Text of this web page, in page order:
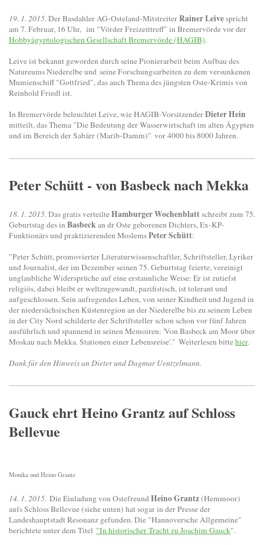
19. 1. 2015. Der Basdahler AG-Osteland-MitstreiterRainer Leivespricht
am 7. Februar, 16 Uhr, im "Vörder Freizeittreff" in Bremervörde vor der
Hobbyägyptologischen Gesellschaft Bremervörde (HAGIB).
Leive ist bekannt geworden durch seine Pionierarbeit beim Aufbau des
Natureums Niederelbe und seine Forschungsarbeiten zu dem versunkenen
Mumienschiff "Gottfried", das auch Thema des jüngsten Oste-Krimis von
Reinhold Friedl ist.
In Bremervörde beleuchtet Leive, wie HAGIB-VorsitzenderDieter Hein
mitteilt, das Thema "Die Bedeutung der Wasserwirtschaft im alten Ägypten
und im Bereich der Sabärr (Marib-Damm)" vor 4000 bis 8000 Jahren.
Peter Schütt - von Basbeck nach Mekka
18. 1. 2015. Das gratis verteilteHamburger Wochenblattschreibt zum 75.
Geburtstag des in Basbeck an dr Oste geborenen Dichters, Ex-KP-
Funktionärs und praktizierenden MoslemsPeter Schütt:
"Peter Schütt, promovierter Literaturwissenschaftler, Schriftsteller, Lyriker
und Journalist, der im Dezember seinen 75. Geburtstag feierte, vereinigt
unglaubliche Widersprüche auf eine erstaunliche Weise: Er ist zutiefst
religiös, dabei bleibt er weltzugewandt, pazifistisch, ist tolerant und
aufgeschlossen. Sein aufregendes Leben, von seiner Kindheit und Jugend in
der niedersächsischen Küstenregion an der Niederelbe bis zu seinem Leben
in der City Nord schilderte der Schriftsteller schon schon vor fünf Jahren
ausführlich und spannend in seinen Memoiren: 'Von Basbeck am Moor über
Moskau nach Mekka. Stationen einer Lebensreise'." Weiterlesen bittehier.
Dank für den Hinweis an Dieter und Dagmar Uentzelmann.
Gauck ehrt Heino Grantz auf Schloss
Bellevue
Monika und Heino Grantz
14. 1. 2015. Die Einladung von OstefreundHeino Grantz(Hemmoor)
aufs Schloss Bellevue (siehe unten) hat sogar in der Presse der
Landeshauptstadt Resonanz gefunden. Die "Hannoversche Allgemeine"
berichtete unter dem Titel "In historischer Tracht zu Joachim Gauck".